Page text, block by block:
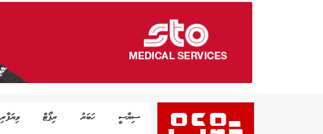
ސިޔާސީ ހަބަރު ރިޕޯޓް ވިޔަފާރި